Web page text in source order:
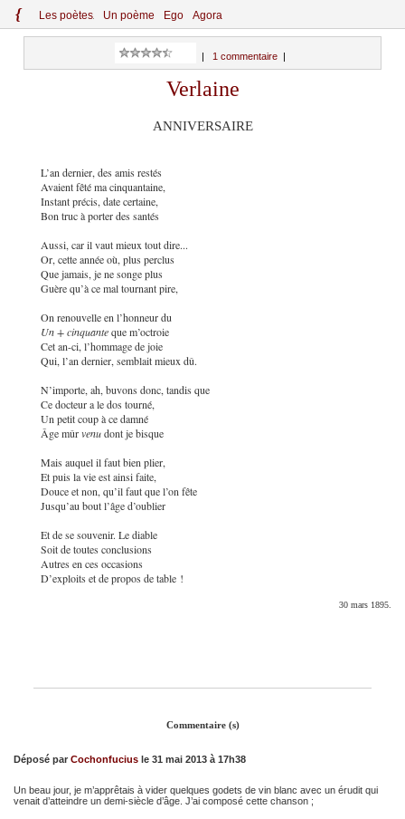
{ Les poètes Un poème Ego Agora
1 commentaire|
Verlaine
ANNIVERSAIRE
L’an dernier, des amis restés
Avaient fêté ma cinquantaine,
Instant précis, date certaine,
Bon truc à porter des santés
Aussi, car il vaut mieux tout dire...
Or, cette année où, plus perclus
Que jamais, je ne songe plus
Guère qu’à ce mal tournant pire,
On renouvelle en l’honneur du
Un + cinquanteque m’octroie
Cet an-ci, l’hommage de joie
Qui, l’an dernier, semblait mieux dû.
N’importe, ah, buvons donc, tandis que
Ce docteur a le dos tourné,
Un petit coup à ce damné
Âge mûrvenudont je bisque
Mais auquel il faut bien plier,
Et puis la vie est ainsi faite,
Douce et non, qu’il faut que l’on fête
Jusqu’au bout l’âge d’oublier
Et de se souvenir. Le diable
Soit de toutes conclusions
Autres en ces occasions
D’exploits et de propos de table !
30 mars 1895.
Commentaire (s)
Déposé par Cochonfucius le 31 mai 2013 à 17h38
Un beau jour, je m’apprêtais à vider quelques godets de vin blanc avec un érudit qui
venait d’atteindre un demi-siècle d’âge. J’ai composé cette chanson ;